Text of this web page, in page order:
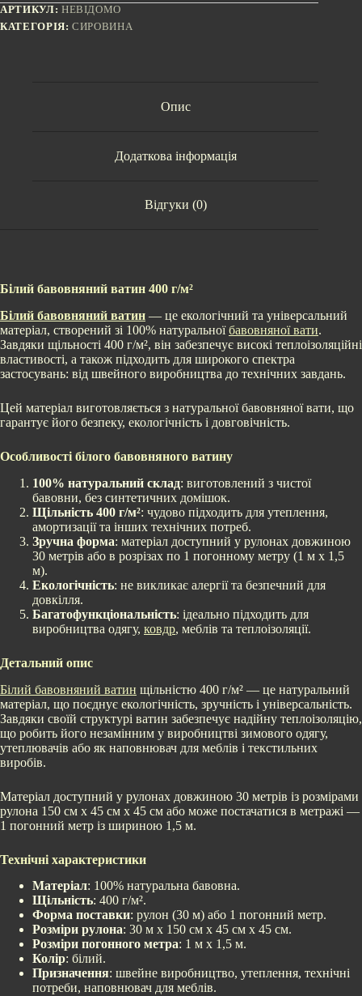
АРТИКУЛ: НЕВІДОМО
КАТЕГОРІЯ:СИРОВИНА
Опис
Додаткова інформація
Відгуки (0)
Білий бавовняний ватин 400 г/м²
Білий бавовняний ватин — це екологічний та універсальний
матеріал, створений зі 100% натуральноїбавовняної вати.
Завдяки щільності 400 г/м², він забезпечує високі теплоізоляційні
властивості, а також підходить для широкого спектра
застосувань: від швейного виробництва до технічних завдань.
Цей матеріал виготовляється з натуральної бавовняної вати, що
гарантує його безпеку, екологічність і довговічність.
Особливості білого бавовняного ватину
100% натуральний склад: виготовлений з чистої
бавовни, без синтетичних домішок.
Щільність 400 г/м²: чудово підходить для утеплення,
амортизації та інших технічних потреб.
Зручна форма: матеріал доступний у рулонах довжиною
30 метрів або в розрізах по 1 погонному метру (1 м х 1,5
м).
Екологічність: не викликає алергії та безпечний для
довкілля.
Багатофункціональність: ідеально підходить для
виробництва одягу, ковдр, меблів та теплоізоляції.
Детальний опис
Білий бавовняний ватин щільністю 400 г/м² — це натуральний
матеріал, що поєднує екологічність, зручність і універсальність.
Завдяки своїй структурі ватин забезпечує надійну теплоізоляцію,
що робить його незамінним у виробництві зимового одягу,
утеплювачів або як наповнювач для меблів і текстильних
виробів.
Матеріал доступний у рулонах довжиною 30 метрів із розмірами
рулона 150 см х 45 см х 45 см або може постачатися в метражі —
1 погонний метр із шириною 1,5 м.
Технічні характеристики
Матеріал: 100% натуральна бавовна.
Щільність: 400 г/м².
Форма поставки: рулон (30 м) або 1 погонний метр.
Розміри рулона: 30 м х 150 см х 45 см х 45 см.
Розміри погонного метра: 1 м х 1,5 м.
Колір: білий.
Призначення: швейне виробництво, утеплення, технічні
потреби, наповнювач для меблів.